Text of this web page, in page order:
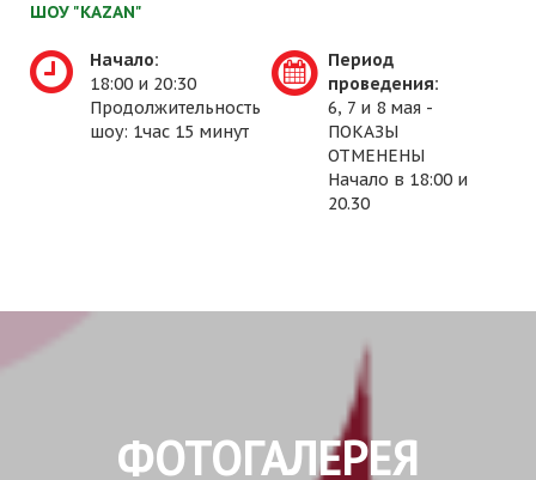
ШОУ "KAZAN"
Начало:
18:00 и 20:30
Продолжительность
шоу: 1час 15 минут
Период
проведения:
6, 7 и 8 мая -
ПОКАЗЫ
ОТМЕНЕНЫ
Начало в 18:00 и
20.30
ФОТОГАЛЕРЕЯ